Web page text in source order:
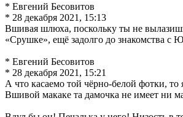
* Евгений Бесовитов
* 28 декабря 2021, 15:13
Вшивая шлюха, поскольку ты не
«Срушке», ещё задолго до знакомства с
* Евгений Бесовитов
* 28 декабря 2021, 15:21
А что касаемо той чёрно-белой фотки,
Вшивой макаке та дамочка не имеет ни